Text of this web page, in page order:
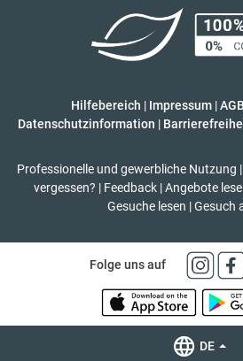
Hilfebereich | Impressum |AGB
Datenschutzinformation |
Professionelle und gewerbliche Nutzung |
vergessen? | Feedback | Angebote
Gesuche lesen | Gesuch
Folge uns auf
DE